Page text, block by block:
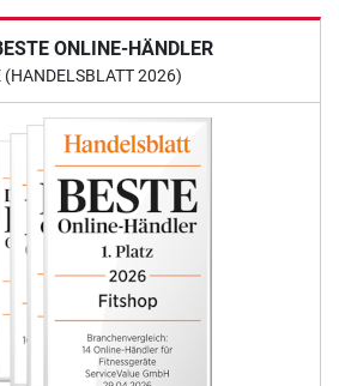
ONLINE-HÄNDLER
(HANDELSBLATT 2026)